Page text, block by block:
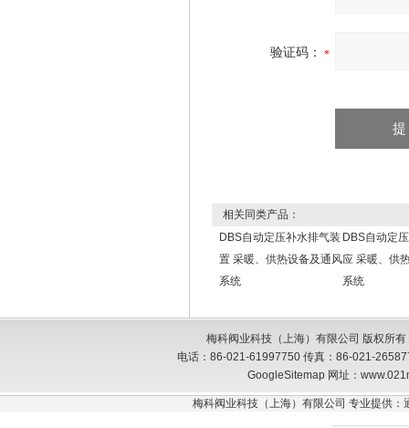
验证码：
相关同类产品：
DBS自动定压补水排气装
置 采暖、供热设备及通风
系统
DBS自动定
应 采暖、供
系统
梅科阀业科技（上海）有限公司 版权所
电话：86-021-61997750 传真：86-021-
GoogleSitemap网址：
梅科阀业科技（上海）有限公司 专业提供